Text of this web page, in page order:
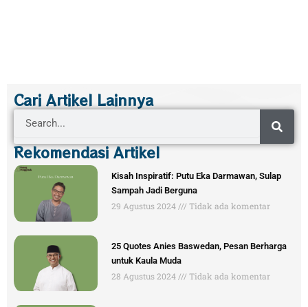
Cari Artikel Lainnya
Rekomendasi Artikel
Kisah Inspiratif: Putu Eka Darmawan, Sulap
Sampah Jadi Berguna
29 Agustus 2024 Tidak ada komentar
25 Quotes Anies Baswedan, Pesan Berharga
untuk Kaula Muda
28 Agustus 2024 Tidak ada komentar